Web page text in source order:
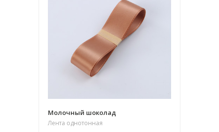
Молочный шоколад
Лента однотонная